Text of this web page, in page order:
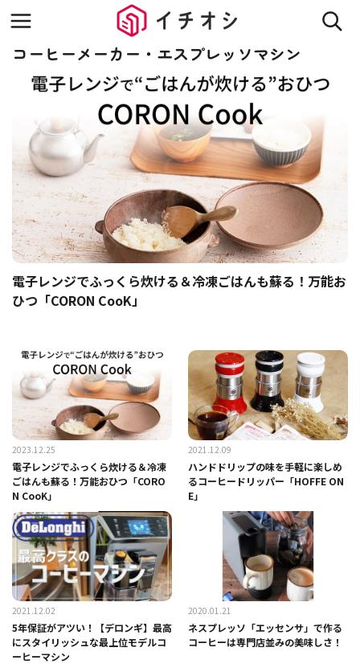
コーヒーメーカー・エスプレッソマシン
電子レンジでふっくら炊ける＆冷凍ごはんも蘇る！万能お
ひつ「CORON CooK」
2023.12.25
電子レンジでふっくら炊ける＆冷凍
ごはんも蘇る！万能おひつ「CORO
N CooK」
2021.12.09
ハンドドリップの味を手軽に楽しめ
るコーヒードリッパー「HOFFE ON
E」
2021.12.02
5年保証がアツい！【デロンギ】最高
にスタイリッシュな最上位モデルコ
ーヒーマシン
2020.01.21
ネスプレッソ「エッセンサ」で作る
コーヒーは専門店並みの美味しさ！